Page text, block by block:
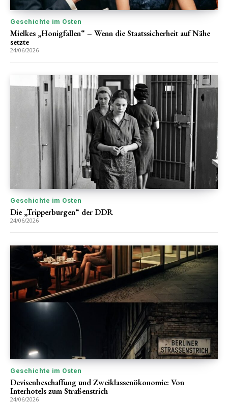
Geschichte im Osten
Mielkes „Honigfallen“ – Wenn die Staatssicherheit auf Nähe
setzte
24/06/2026
Geschichte im Osten
Die „Tripperburgen“ der DDR
24/06/2026
Geschichte im Osten
Devisenbeschaffung und Zweiklassenökonomie: Von
Interhotels zum Straßenstrich
24/06/2026